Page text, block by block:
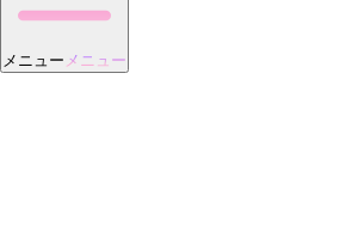
メニュー メニュー